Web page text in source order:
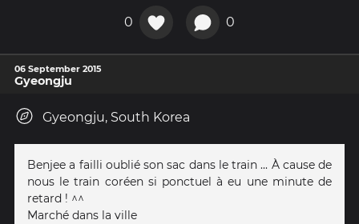
0 0
06 September 2015
Gyeongju
Gyeongju, South Korea
Benjee a failli oublié son sac dans le train ... À cause de
nous le train coréen si ponctuel à eu une minute de
retard ! ^^
Marché dans la ville